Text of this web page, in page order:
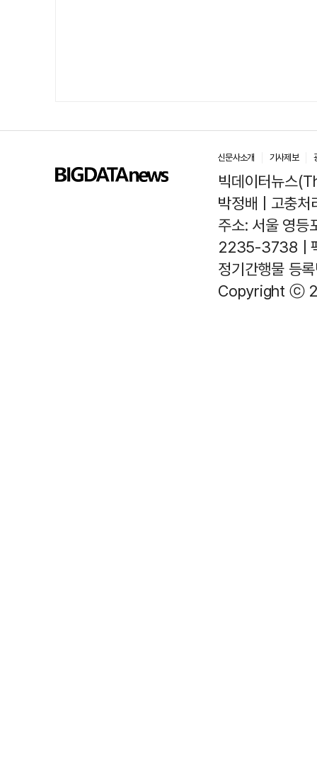
신문사소개 기사제보
빅데이터뉴스
박정배 | 고충
주소: 서울 영
2235-3738 |
정기간행물 등
Copyright ⓒ